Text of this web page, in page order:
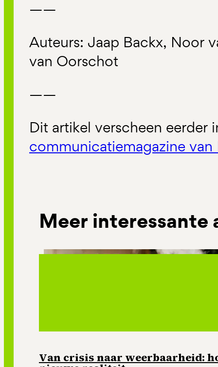
——
Auteurs: Jaap Backx, Noor
van Oorschot
——
Dit artikel verscheen eerder
communicatiemagazine van
Meer interessante
Van crisis naar weerbaarheid: